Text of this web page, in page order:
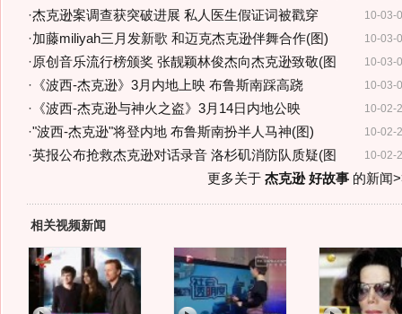
10-03-
·杰克逊案调查获突破进展 私人医生假证词被戳穿
10-03-
·加藤miliyah三月发新歌 和迈克杰克逊伴舞合作(图)
10-03-
·原创音乐流行榜颁奖 张靓颖林俊杰向杰克逊致敬(图
10-03-
· 《波西-杰克逊》3月内地上映 布鲁斯南踩高跷
10-02-
· 《波西-杰克逊与神火之盗》3月14日内地公映
10-02-
·"波西-杰克逊"将登内地 布鲁斯南扮半人马神(图)
10-02-
·英报公布抢救杰克逊对话录音 洛杉矶消防队质疑(图
更多关于 杰克逊 好故事的新闻
相关视频新闻